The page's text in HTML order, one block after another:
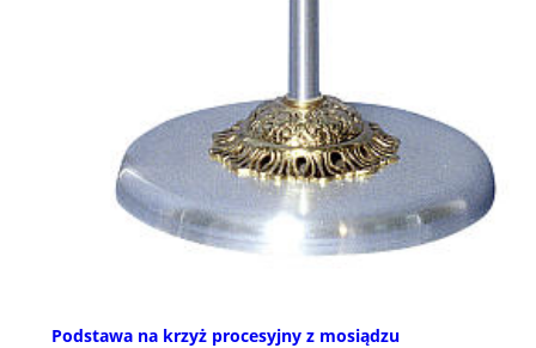
Podstawa na krzyż procesyjny z mosiądzu